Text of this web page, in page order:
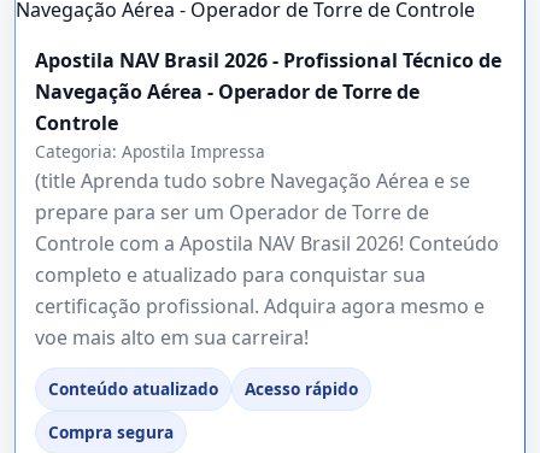
Apostila NAV Brasil 2026 - Profissional Técnico de
Navegação Aérea - Operador de Torre de
Controle
Categoria: Apostila Impressa
(title Aprenda tudo sobre Navegação Aérea e se
prepare para ser um Operador de Torre de
Controle com a Apostila NAV Brasil 2026! Conteúdo
completo e atualizado para conquistar sua
certificação profissional. Adquira agora mesmo e
voe mais alto em sua carreira!
Conteúdo atualizado
Acesso rápido
Compra segura